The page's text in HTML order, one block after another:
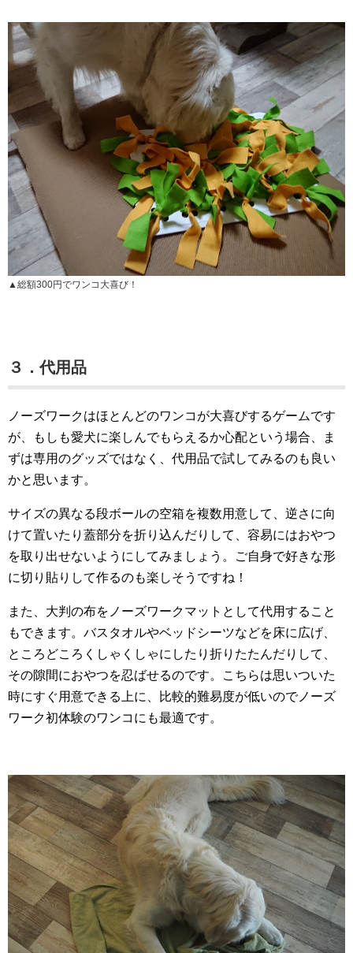
▲総額300円でワンコ大喜び！
３．代用品
ノーズワークはほとんどのワンコが大喜びするゲームです
が、もしも愛犬に楽しんでもらえるか心配という場合、ま
ずは専用のグッズではなく、代用品で試してみるのも良い
かと思います。
サイズの異なる段ボールの空箱を複数用意して、逆さに向
けて置いたり蓋部分を折り込んだりして、容易にはおやつ
を取り出せないようにしてみましょう。ご自身で好きな形
に切り貼りして作るのも楽しそうですね！
また、大判の布をノーズワークマットとして代用すること
もできます。バスタオルやベッドシーツなどを床に広げ、
ところどころくしゃくしゃにしたり折りたたんだりして、
その隙間におやつを忍ばせるのです。こちらは思いついた
時にすぐ用意できる上に、比較的難易度が低いのでノーズ
ワーク初体験のワンコにも最適です。